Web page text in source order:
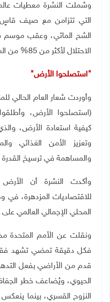
وشملت النشرة معطيات
التي تتزامن مع صيف
الشح المائي، وعقب
الاحتلال لأكثر من 85% من المصادر المائية الفلسطينية
"استصلحوا الأرض"
وأوردت شعار العام الحالي
(استصلحوا الأرض،
كيفية استعادة الأرض،
وتعزيز الأمن الغذائي
والمساهمة في ترسيخ
وأكدت النشرة أن الأرض
للاقتصاديات المزدهرة،
المحلي الإجمالي العالمي على
ونقلت عن الأمم المتحدة
فكل دقيقة تمضي تشهد
قدم من الأراضي بفعل
الحيوي، ويُضاعف خطر
النزوح القسري، بينما ينعكس